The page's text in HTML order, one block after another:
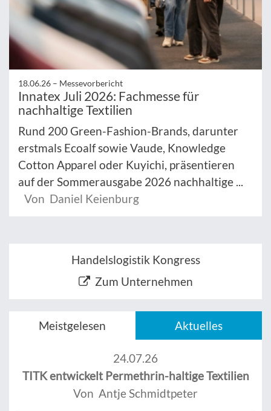
18.06.26 – Messevorbericht
Innatex Juli 2026: Fachmesse für
nachhaltige Textilien
Rund 200 Green-Fashion-Brands, darunter
erstmals Ecoalf sowie Vaude, Knowledge
Cotton Apparel oder Kuyichi, präsentieren
auf der Sommerausgabe 2026 nachhaltige ...
Von Daniel Keienburg
Handelslogistik Kongress
Zum Unternehmen
Meistgelesen Aktuelles
24.07.26
TITK entwickelt Permethrin-haltige Textilien
Von Antje Schmidtpeter